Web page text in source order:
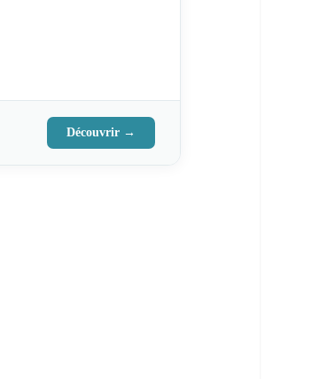
Découvrir →